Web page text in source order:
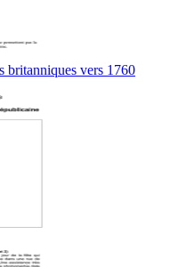
britanniques vers 1760